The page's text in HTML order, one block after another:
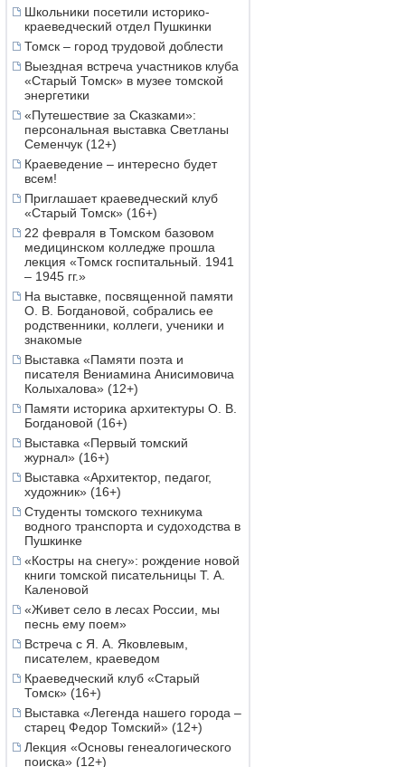
Школьники посетили историко-
краеведческий отдел Пушкинки
Томск – город трудовой доблести
Выездная встреча участников клуба
«Старый Томск» в музее томской
энергетики
«Путешествие за Сказками»:
персональная выставка Светланы
Семенчук (12+)
Краеведение – интересно будет
всем!
Приглашает краеведческий клуб
«Старый Томск» (16+)
22 февраля в Томском базовом
медицинском колледже прошла
лекция «Томск госпитальный. 1941
– 1945 гг.»
На выставке, посвященной памяти
О. В. Богдановой, собрались ее
родственники, коллеги, ученики и
знакомые
Выставка «Памяти поэта и
писателя Вениамина Анисимовича
Колыхалова» (12+)
Памяти историка архитектуры О. В.
Богдановой (16+)
Выставка «Первый томский
журнал» (16+)
Выставка «Архитектор, педагог,
художник» (16+)
Студенты томского техникума
водного транспорта и судоходства в
Пушкинке
«Костры на снегу»: рождение новой
книги томской писательницы Т. А.
Каленовой
«Живет село в лесах России, мы
песнь ему поем»
Встреча с Я. А. Яковлевым,
писателем, краеведом
Краеведческий клуб «Старый
Томск» (16+)
Выставка «Легенда нашего города –
старец Федор Томский» (12+)
Лекция «Основы генеалогического
поиска» (12+)